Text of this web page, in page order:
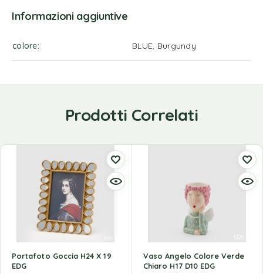
Informazioni aggiuntive
colore BLUE, Burgundy
Prodotti Correlati
Portafoto Goccia H24 X 19
EDG
Vaso Angelo Colore Verde
Chiaro H17 D10 EDG